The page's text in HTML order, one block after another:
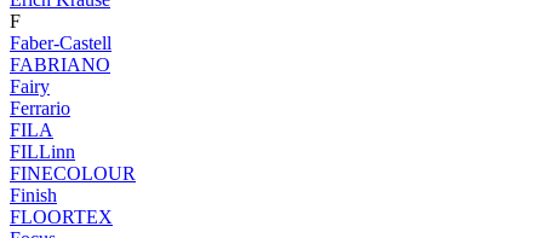
F
Faber-Castell
FABRIANO
Fairy
Ferrario
FILA
FILLinn
FINECOLOUR
Finish
FLOORTEX